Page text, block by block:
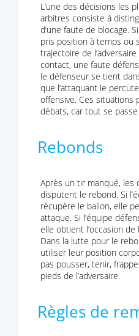
L’une des décisions les
arbitres consiste à
d’une faute de blocage.
pris position à temps ou
trajectoire de
contact, une faute
le défenseur se tient
que l’attaquant le
offensive. Ces situations
débats, car tout se
Rebonds
Après un tir manqué, les
disputent le rebond. Si
récupère le ballon, elle
attaque. Si l’équipe
elle obtient l’occasion
Dans la lutte pour le
utiliser leur position
pas pousser, tenir,
pieds de l’adversaire.
Règles de